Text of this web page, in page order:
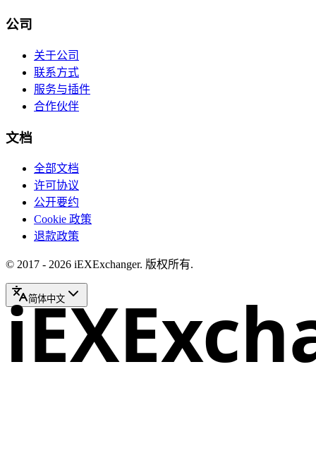
公司
关于公司
联系方式
服务与插件
合作伙伴
文档
全部文档
许可协议
公开要约
Cookie 政策
退款政策
© 2017 - 2026 iEXExchanger. 版权所有.
简体中文